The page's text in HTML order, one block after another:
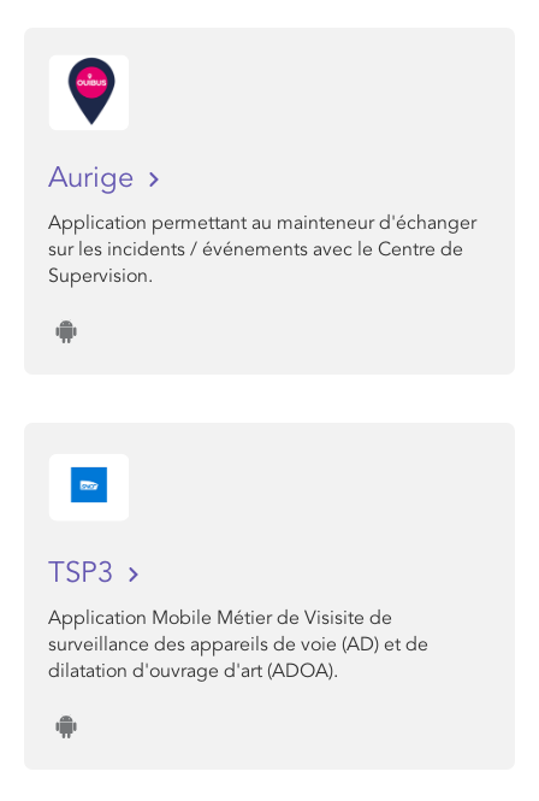
Aurige
Application permettant au mainteneur d'échanger
sur les incidents / événements avec le Centre de
Supervision.
TSP3
Application Mobile Métier de Visisite de
surveillance des appareils de voie (AD) et de
dilatation d'ouvrage d'art (ADOA).